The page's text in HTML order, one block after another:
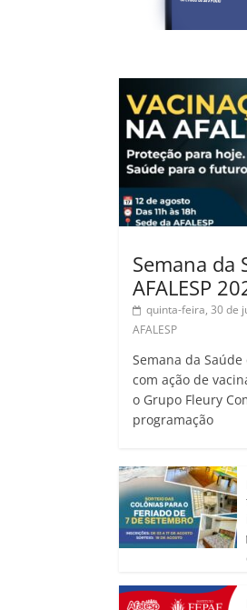
Semana da
AFALESP
quinta-feira, 30 de
AFALESP
Semana da Saúde
com ação de
o Grupo Fleury
programação